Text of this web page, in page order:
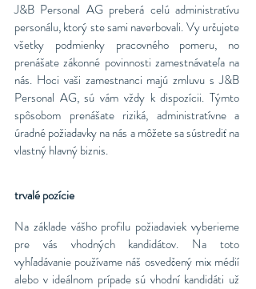
J&B Personal AG preberá celú administratívu
personálu, ktorý ste sami naverbovali. Vy určujete
všetky podmienky pracovného pomeru, no
prenášate zákonné povinnosti zamestnávateľa na
nás. Hoci vaši zamestnanci majú zmluvu s J&B
Personal AG, sú vám vždy k dispozícii. Týmto
spôsobom prenášate riziká, administratívne a
úradné požiadavky na nás a môžete sa sústrediť na
vlastný hlavný biznis.
trvalé pozície
Na základe vášho profilu požiadaviek vyberieme
pre vás vhodných kandidátov. Na toto
vyhľadávanie používame náš osvedčený mix médií
alebo v ideálnom prípade sú vhodní kandidáti už